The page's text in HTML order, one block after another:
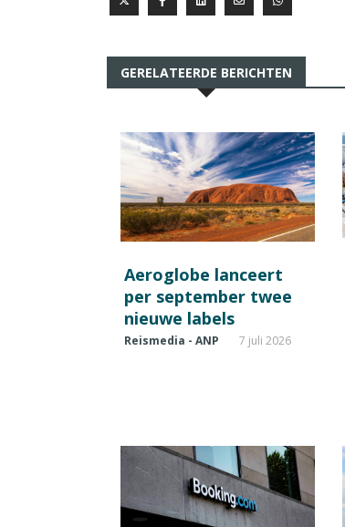
GERELATEERDE BERICHTEN
Aeroglobe lanceert
per september twee
nieuwe labels
Reismedia - ANP 7 juli 2026